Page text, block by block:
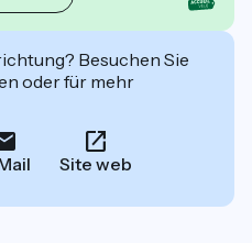
Besuchen Sie
oder für mehr
Site web